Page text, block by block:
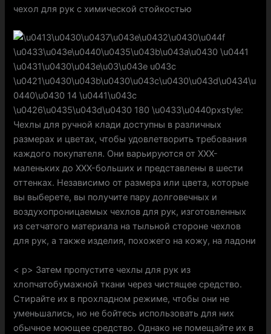
чехол для рук с химической стойкостью
Чехлы для ручной клади доступны в различных
размерах и цветах, чтобы удовлетворить требования
каждого покупателя. Они варьируются от XXX-
маленьких до XXX-больших и представлены в шести
оттенках. Независимо от размера или цвета, которые
вы выберете, вы получите пару долговечных и
воздухопроницаемых чехлов для рук, изготовленных
из сетчатого материала на тыльной стороне чехлов
для рук, а также изделия, похожего на кожу, на ладони
< p> Затем пропустите чехлы для рук из
хлопчатобумажной ткани через чистящее средство.
Стирайте их в прохладном режиме, чтобы они не
уменьшались, но не бойтесь использовать для них
обычное моющее средство. Однако не помещайте их в